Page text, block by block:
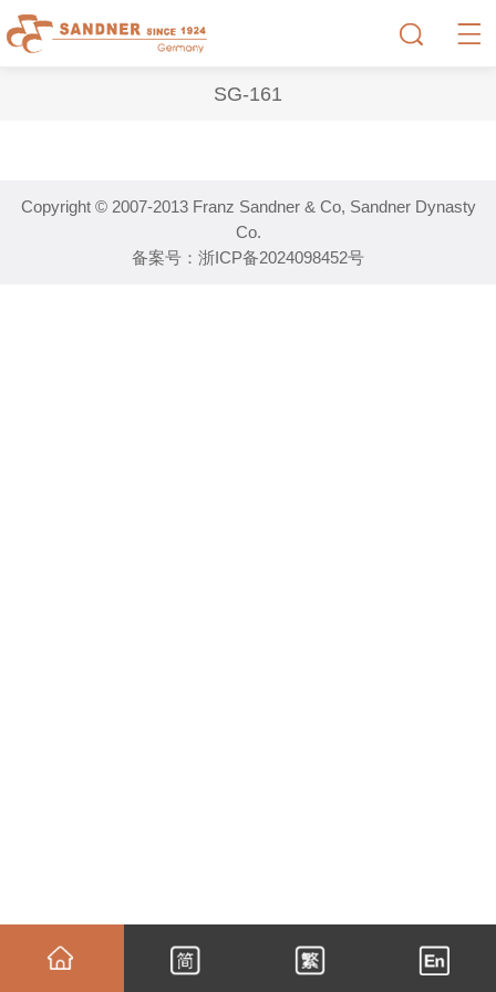
SG-161
Copyright © 2007-2013 Franz Sandner & Co, Sandner Dynasty
Co.
备案号： 浙ICP备2024098452号